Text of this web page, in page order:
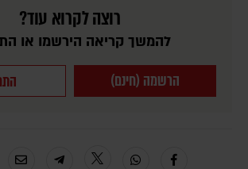
רוצה לקרוא עוד?
להמשך קריאה הירשמו או
הרשמה (חינם)